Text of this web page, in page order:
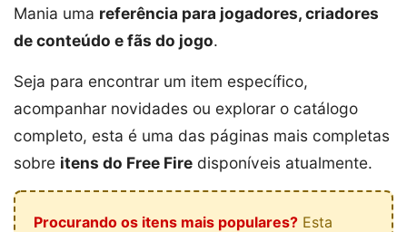
Mania uma referência para jogadores, criadores
de conteúdo e fãs do jogo.
Seja para encontrar um item específico,
acompanhar novidades ou explorar o catálogo
completo, esta é uma das páginas mais completas
sobre itens do Free Fire disponíveis atualmente.
Procurando os itens mais populares? Esta